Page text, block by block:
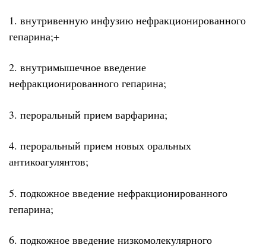
1. внутривенную инфузию нефракционированного
гепарина;+
2. внутримышечное введение
нефракционированного гепарина;
3. пероральный прием варфарина;
4. пероральный прием новых оральных
антикоагулянтов;
5. подкожное введение нефракционированного
гепарина;
6. подкожное введение низкомолекулярного